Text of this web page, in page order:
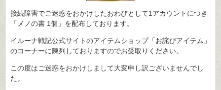
接続障害でご迷惑をおかけしたおわびとして1アカウントにつき
「メノの書 1個」を配布しております。
イルーナ戦記公式サイトのアイテムショップ「お詫びアイテム」
のコーナーに陳列しておりますのでお受取りください。
この度はご迷惑をおかけしまして大変申し訳ございませんでし
た。